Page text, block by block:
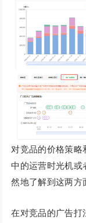
对竞品的价格策略
中的运营时光机或
然地了解到这两方
在对竞品的广告打